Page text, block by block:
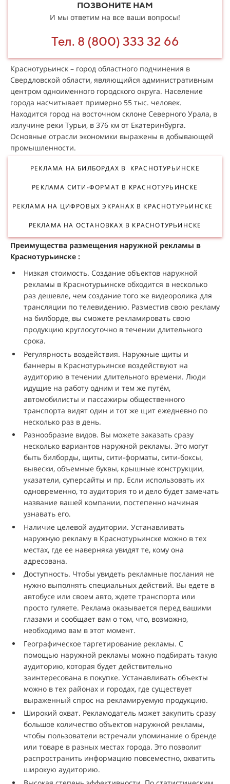
ПОЗВОНИТЕ НАМ
И мы ответим на все ваши вопросы!
Тел. 8 (800) 333 32 66
Краснотурьинск – город областного подчинения в
Свердловской области, являющийся административным
центром одноименного городского округа. Население
города насчитывает примерно 55 тыс. человек.
Находится город на восточном склоне Северного Урала, в
излучине реки Турьи, в 376 км от Екатеринбурга.
Основные отрасли экономики выражены в добывающей
промышленности.
РЕКЛАМА НА БИЛБОРДАХ В КРАСНОТУРЬИНСКЕ
РЕКЛАМА СИТИ-ФОРМАТ В КРАСНОТУРЬИНСКЕ
РЕКЛАМА НА ЦИФРОВЫХ ЭКРАНАХ В КРАСНОТУРЬИНСКЕ
РЕКЛАМА НА ОСТАНОВКАХ В КРАСНОТУРЬИНСКЕ
Преимущества размещения наружной рекламы в
Краснотурьинске :
Низкая стоимость. Создание объектов наружной
рекламы в Краснотурьинске обходится в несколько
раз дешевле, чем создание того же видеоролика для
трансляции по телевидению. Разместив свою рекламу
на билборде, вы сможете рекламировать свою
продукцию круглосуточно в течении длительного
срока.
Регулярность воздействия. Наружные щиты и
баннеры в Краснотурьинске воздействуют на
аудиторию в течении длительного времени. Люди
идущие на работу одним и тем же путём,
автомобилисты и пассажиры общественного
транспорта видят один и тот же щит ежедневно по
несколько раз в день.
Разнообразие видов. Вы можете заказать сразу
несколько вариантов наружной рекламы. Это могут
быть билборды, щиты, сити-форматы, сити-боксы,
вывески, объемные буквы, крышные конструкции,
указатели, суперсайты и пр. Если использовать их
одновременно, то аудитория то и дело будет замечать
название вашей компании, постепенно начиная
узнавать его.
Наличие целевой аудитории. Устанавливать
наружную рекламу в Краснотурьинске можно в тех
местах, где ее наверняка увидят те, кому она
адресована.
Доступность. Чтобы увидеть рекламные послания не
нужно выполнять специальных действий. Вы едете в
автобусе или своем авто, ждете транспорта или
просто гуляете. Реклама оказывается перед вашими
глазами и сообщает вам о том, что, возможно,
необходимо вам в этот момент.
Географическое таргетирование рекламы. С
помощью наружной рекламы можно подбирать такую
аудиторию, которая будет действительно
заинтересована в покупке. Устанавливать объекты
можно в тех районах и городах, где существует
выраженный спрос на рекламируемую продукцию.
Широкий охват. Рекламодатель может закупить сразу
большое количество объектов наружной рекламы,
чтобы пользователи встречали упоминание о бренде
или товаре в разных местах города. Это позволит
распространить информацию повсеместно, охватить
широкую аудиторию.